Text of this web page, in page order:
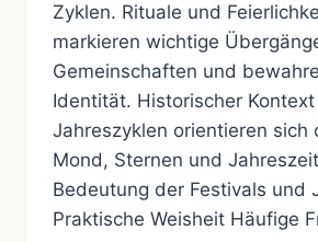
Zyklen. Rituale und
markieren wichtige
Gemeinschaften und
Identität. Historischer
Jahreszyklen orientieren sich
Mond, Sternen und
Bedeutung der Festivals und
Praktische Weisheit Häufige